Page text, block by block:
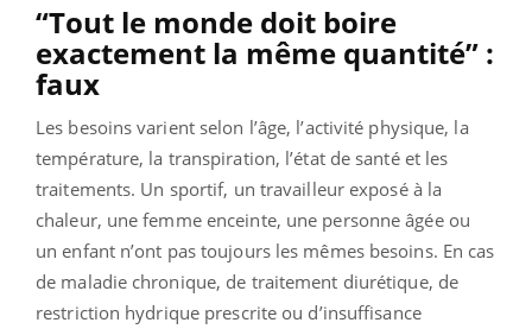
“Tout le monde doit boire
exactement la même quantité” :
faux
Les besoins varient selon l’âge, l’activité physique, la
température, la transpiration, l’état de santé et les
traitements. Un sportif, un travailleur exposé à la
chaleur, une femme enceinte, une personne âgée ou
un enfant n’ont pas toujours les mêmes besoins. En cas
de maladie chronique, de traitement diurétique, de
restriction hydrique prescrite ou d’insuffisance